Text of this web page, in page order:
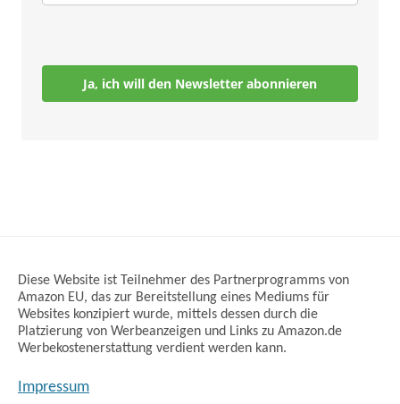
Ja, ich will den Newsletter abonnieren
Diese Website ist Teilnehmer des Partnerprogramms von
Amazon EU, das zur Bereitstellung eines Mediums für
Websites konzipiert wurde, mittels dessen durch die
Platzierung von Werbeanzeigen und Links zu Amazon.de
Werbekostenerstattung verdient werden kann.
Impressum